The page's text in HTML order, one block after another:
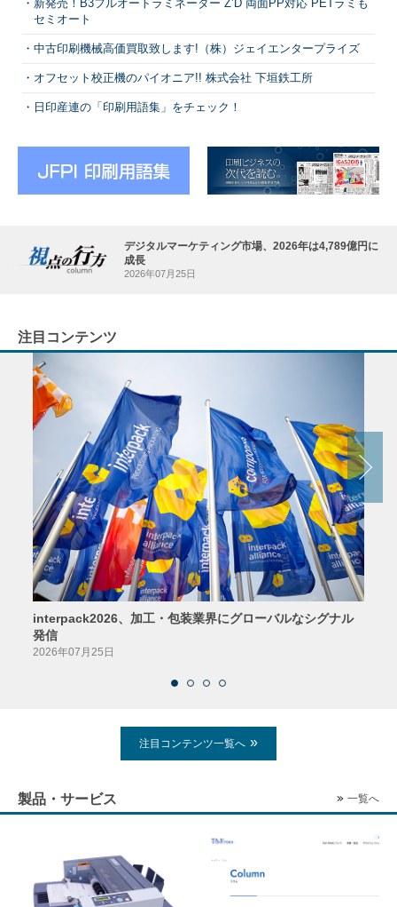
新発売！B3フルオートラミネーター Z’D 両面PP対応 PETラミも
セミオート
中古印刷機械高価買取致します!（株）ジェイエンタープライズ
オフセット校正機のパイオニア!! 株式会社 下垣鉄工所
日印産連の「印刷用語集」をチェック！
デジタルマーケティング市場、2026年は4,789億円に
成長
2026年07月25日
注目コンテンツ
interpack2026、加工・包装業界にグローバルなシグナル
発信
2026年07月25日
注目コンテンツ一覧へ
製品・サービス 一覧へ